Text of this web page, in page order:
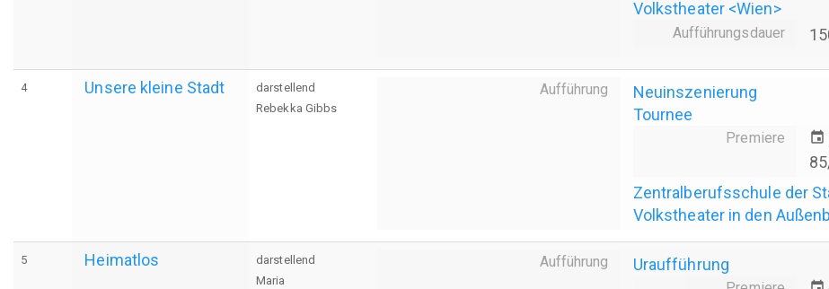
Volkstheater <Wien>
Aufführungsdauer
4 Unsere kleine Stadt
darstellend
Rebekka Gibbs
Aufführung
Neuinszenierung
Tournee
Premiere event
Zentralberufsschule der
Volkstheater in den
5 Heimatlos
darstellend
Maria
Aufführung Uraufführung